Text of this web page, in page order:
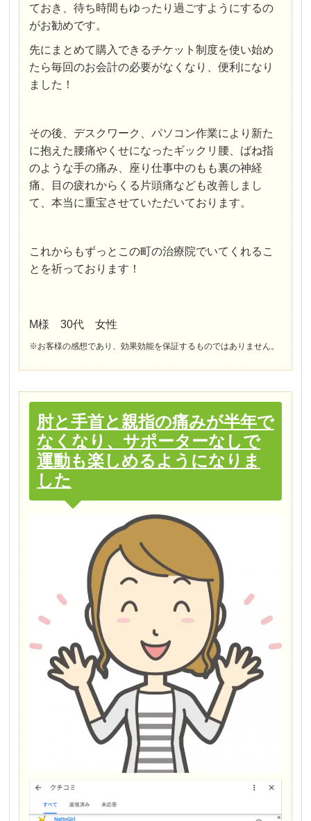
ておき、待ち時間もゆったり過ごすようにするの
がお勧めです。
先にまとめて購入できるチケット制度を使い始め
たら毎回のお会計の必要がなくなり、便利になり
ました！
その後、デスクワーク、パソコン作業により新た
に抱えた腰痛やくせになったギックリ腰、ばね指
のような手の痛み、座り仕事中のもも裏の神経
痛、目の疲れからくる片頭痛なども改善しまし
て、本当に重宝させていただいております。
これからもずっとこの町の治療院でいてくれるこ
とを祈っております！
M様 30代 女性
※お客様の感想であり、効果効能を保証するものではありません。
肘と手首と親指の痛みが半年で
なくなり、サポーターなしで
運動も楽しめるようになりま
した